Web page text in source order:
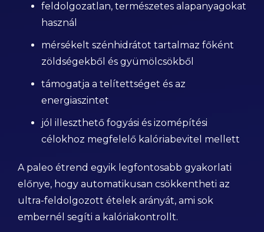
feldolgozatlan, természetes alapanyagokat
használ
mérsékelt szénhidrátot tartalmaz főként
zöldségekből és gyümölcsökből
támogatja a telítettséget és az
energiaszintet
jól illeszthető fogyási és izomépítési
célokhoz megfelelő kalóriabevitel mellett
A paleo étrend egyik legfontosabb gyakorlati
előnye, hogy automatikusan csökkentheti az
ultra-feldolgozott ételek arányát, ami sok
embernél segíti a kalóriakontrollt.